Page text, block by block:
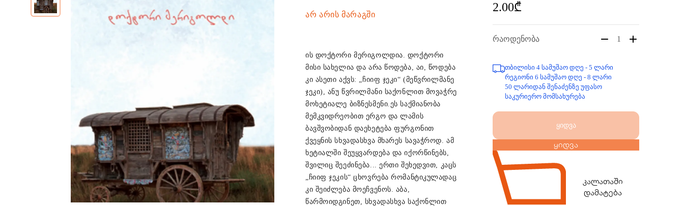
არ არის მარაგში
ის დოქტორი მერიგოლდია. დოქტორი
მისი სახელია და არა წოდება, აი, წოდება
კი ასეთი აქვს: „ჩიიფ ჯეკი“ (მეწვრილმანე
ჯეკი), ანუ წვრილმანი საქონლით მოვაჭრე
მოხეტიალე ბიზნესმენი.ეს საქმიანობა
მემკვიდრეობით ერგო და ლამის
ბავშვობიდან დაეხეტება ფურგონით
ქვეყნის სხვადასხვა მხარეს სავაჭროდ. ამ
ხეტიალში შეუყვარდება და იქორწინებს,
შვილიც შეეძინება... ერთი შეხედვით, კაცს
„ჩიიფ ჯეკის“ ცხოვრება რომანტიკულადაც
კი შეიძლება მოეჩვენოს. აბა,
წარმოიდგინეთ, სხვადასხვა საქონლით
2.00₾
რაოდენობა 1
თბილისი 4 სამუშაო დღე - 5 ლარი
რეგიონი 6 სამუშაო დღე - 8 ლარი
50 ლარიდან შენაძენზე უფასო
საკურიერო მომსახურება
ყიდვა
ყიდვა
კალათაში
დამატება